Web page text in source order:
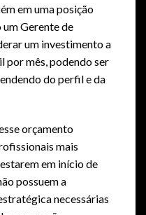
em uma posição
Gerente de
um investimento a
por mês, podendo ser
do perfil e da
orçamento
mais
em início de
possuem a
necessárias